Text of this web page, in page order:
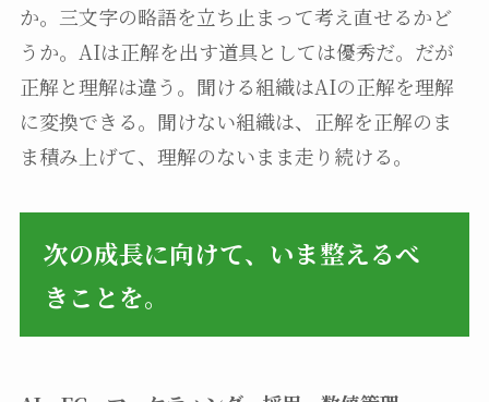
か。三文字の略語を立ち止まって考え直せるかど
うか。AIは正解を出す道具としては優秀だ。だが
正解と理解は違う。聞ける組織はAIの正解を理解
に変換できる。聞けない組織は、正解を正解のま
ま積み上げて、理解のないまま走り続ける。
次の成長に向けて、いま整えるべ
きことを。